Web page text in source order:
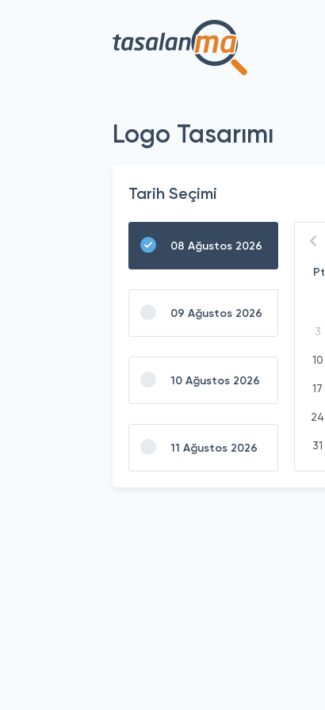
Logo Tasarımı
Tarih Seçimi
08 Ağustos 2026
09 Ağustos 2026
10 Ağustos 2026
11 Ağustos 2026
Pt
3
10
17
24
31